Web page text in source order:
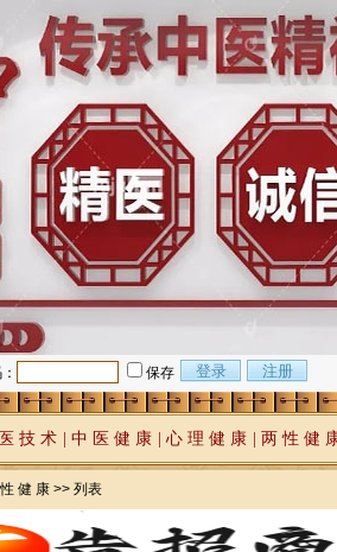
保存
技 术 中 医 健 康 心 理 健 康 两 性 健
健 康 >> 列表